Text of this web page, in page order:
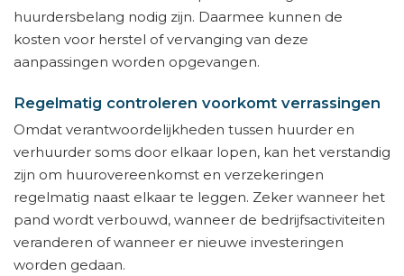
huurdersbelang nodig zijn. Daarmee kunnen de
kosten voor herstel of vervanging van deze
aanpassingen worden opgevangen.
Regelmatig controleren voorkomt verrassingen
Omdat verantwoordelijkheden tussen huurder en
verhuurder soms door elkaar lopen, kan het verstandig
zijn om huurovereenkomst en verzekeringen
regelmatig naast elkaar te leggen. Zeker wanneer het
pand wordt verbouwd, wanneer de bedrijfsactiviteiten
veranderen of wanneer er nieuwe investeringen
worden gedaan.